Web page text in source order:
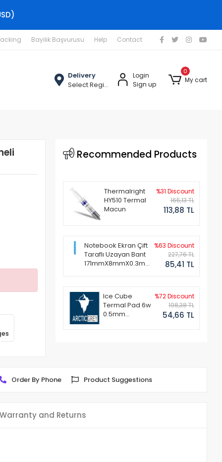
Bayilik Başvurusu Help Contact
Delivery
Select Region
Login
Sign up
0
My cart
Recommended Products
Thermalright
HY510 Termal
Macun
%31 Discount
165,13 TL
113,88 TL
Notebook Ekran Çift
Taraflı Uzayan Bant
171mmX8mmX0.3mm
%63 Discount
227,76 TL
85,41 TL
Ice Cube
Termal Pad 6w
0.5mm
%72 Discount
198,38 TL
54,66 TL
Order By Phone Product Suggestions
Warranty and Returns